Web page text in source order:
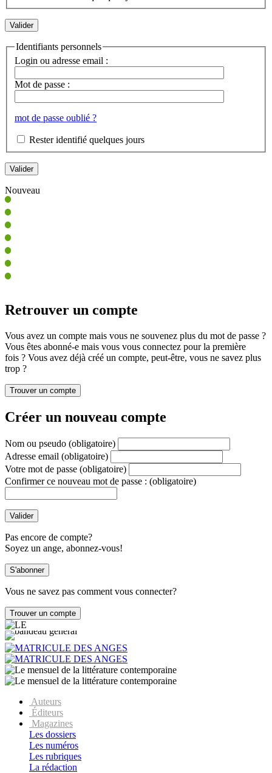
Identifiants personnels
Login ou adresse email :
Mot de passe :
mot de passe oublié ?
Rester identifié quelques jours
Nouveau
Retrouver un compte
Vous avez un compte mais vous ne souvenez plus du mot de passe ?
Vous êtes abonné-e mais vous vous connectez pour la première
fois ? Vous avez déjà créé un compte, peut-être, vous ne savez plus
trop ?
Créer un nouveau compte
Nom ou pseudo (obligatoire)
Adresse email (obligatoire)
Votre mot de passe (obligatoire)
Confirmer ce nouveau mot de passe : (obligatoire)
Pas encore de compte?
Soyez un ange, abonnez-vous!
Vous ne savez pas comment vous connecter?
Auteurs
Éditeurs
Magazines
Les dossiers
Les numéros
Les rubriques
La rédaction